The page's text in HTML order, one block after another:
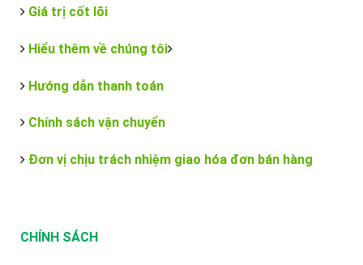
Giá trị cốt lõi
Hiểu thêm về chúng tôi
Hướng dẫn thanh toán
Chính sách vận chuyển
Đơn vị chịu trách nhiệm giao hóa đơn bán hàng
CHÍNH SÁCH